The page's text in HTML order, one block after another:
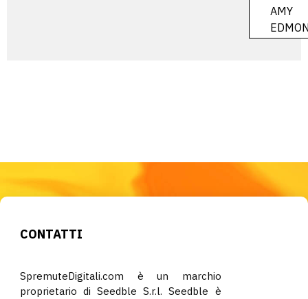
AMY
CONTATTI
SpremuteDigitali.com è un marchio
proprietario di Seedble S.r.l. Seedble è